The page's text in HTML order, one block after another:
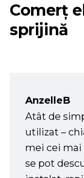
Comerț
sprijină
AnzelleB
Atât de
utilizat –
mei cei
se pot